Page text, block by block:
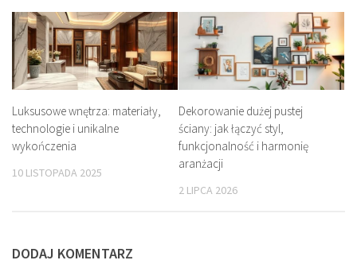
Luksusowe wnętrza: materiały,
technologie i unikalne
wykończenia
10 LISTOPADA 2025
Dekorowanie dużej pustej
ściany: jak łączyć styl,
funkcjonalność i harmonię
aranżacji
2 LIPCA 2026
DODAJ KOMENTARZ